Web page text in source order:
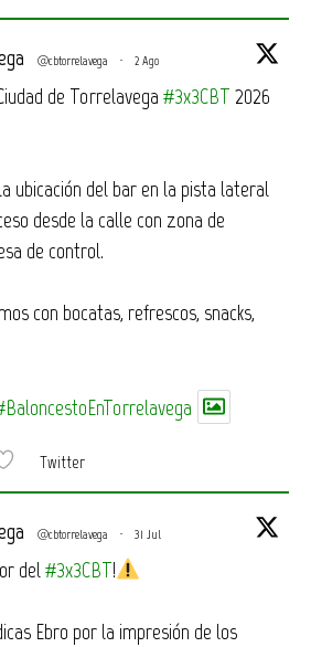
@cbtorrelavega · 2 Ago
de Torrelavega#3x3CBT 2026
ubicación del bar en la pista lateral
desde la calle con zona de
de control.
con bocatas, refrescos, snacks,
Twitter
@cbtorrelavega · 31 Jul
del#3x3CBT!
Ebro por la impresión de los